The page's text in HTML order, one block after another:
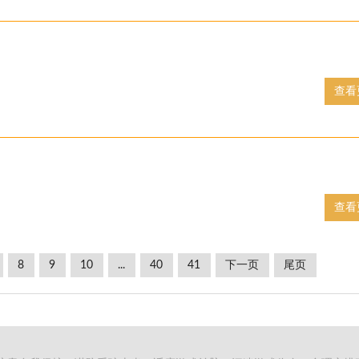
查看
查看
8 9 10 ... 40 41 下一页 尾页